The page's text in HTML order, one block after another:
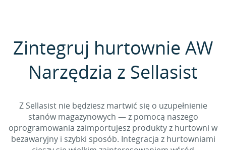
Zintegruj hurtownie AW
Narzędzia z Sellasist
Z Sellasist nie będziesz martwić się o uzupełnienie
stanów magazynowych — z pomocą naszego
oprogramowania zaimportujesz produkty z hurtowni w
bezawaryjny i szybki sposób. Integracja z hurtowniami